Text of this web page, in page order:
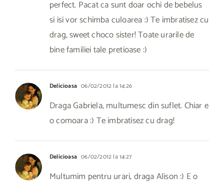
perfect. Pacat ca sunt doar ochi de bebelus
si isi vor schimba culoarea :) Te imbratisez cu
drag, sweet choco sister! Toate urarile de
bine familiei tale pretioase :)
Delicioasa 06/02/2012 la 14:26
Draga Gabriela, multumesc din suflet. Chiar e
o comoara :) Te imbratisez cu drag!
Delicioasa 06/02/2012 la 14:27
Multumim pentru urari, draga Alison :) E o